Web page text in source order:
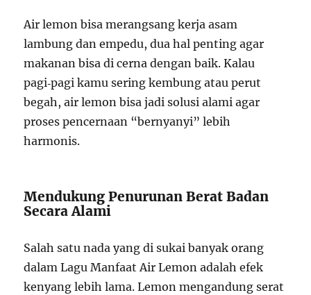
Air lemon bisa merangsang kerja asam
lambung dan empedu, dua hal penting agar
makanan bisa di cerna dengan baik. Kalau
pagi‑pagi kamu sering kembung atau perut
begah, air lemon bisa jadi solusi alami agar
proses pencernaan “bernyanyi” lebih
harmonis.
Mendukung Penurunan Berat Badan
Secara Alami
Salah satu nada yang di sukai banyak orang
dalam Lagu Manfaat Air Lemon adalah efek
kenyang lebih lama. Lemon mengandung serat